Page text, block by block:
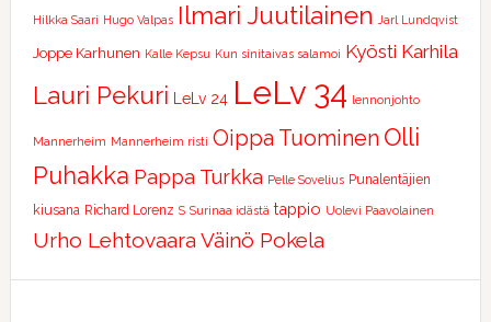
Hilkka Saari Hugo Valpas Ilmari Juutilainen Jarl Lundqvist
Joppe Karhunen Kalle Kepsu Kun sinitaivas salamoi Kyösti Karhila
Lauri Pekuri LeLv 24 LeLv 34 lennonjohto
Mannerheim Mannerheim risti Oippa Tuominen Olli
Puhakka Pappa Turkka Pelle Sovelius Punalentäjien
kiusana Richard Lorenz S Surinaa idästä tappio Uolevi Paavolainen
Urho Lehtovaara Väinö Pokela